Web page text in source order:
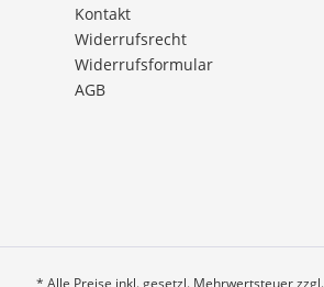
Kontakt
Widerrufsrecht
Widerrufsformular
AGB